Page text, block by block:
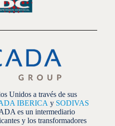
Unidos a través de sus
IBERICA y SODIVAS
es un intermediario
y los transformadores